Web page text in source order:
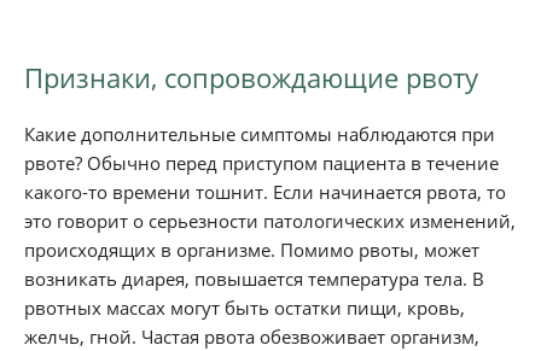
Признаки, сопровождающие рвоту
Какие дополнительные симптомы наблюдаются при
рвоте? Обычно перед приступом пациента в течение
какого-то времени тошнит. Если начинается рвота, то
это говорит о серьезности патологических изменений,
происходящих в организме. Помимо рвоты, может
возникать диарея, повышается температура тела. В
рвотных массах могут быть остатки пищи, кровь,
желчь, гной. Частая рвота обезвоживает организм,